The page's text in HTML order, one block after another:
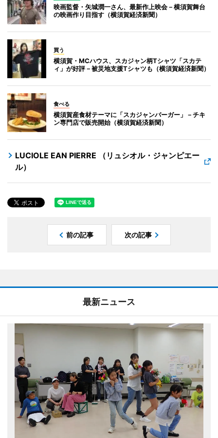
映画監督・矢城潤一さん、最新作上映会－横須賀舞台
の映画作り目指す（横須賀経済新聞）
買う
横須賀・MCハウス、スカジャン柄Tシャツ「スカテ
ィ」が好評－被災地支援Tシャツも（横須賀経済新聞）
食べる
横須賀産食材テーマに「スカジャンバーガー」－チキ
ン専門店で販売開始（横須賀経済新聞）
LUCIOLE EAN PIERRE （リュシオル・ジャンピエー
ル）
前の記事 次の記事
最新ニュース